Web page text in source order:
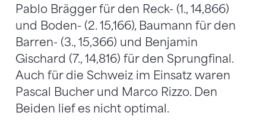
Pablo Brägger für den Reck- (1., 14,866)
und Boden- (2. 15,166), Baumann für den
Barren- (3., 15,366) und Benjamin
Gischard (7., 14,816) für den Sprungfinal.
Auch für die Schweiz im Einsatz waren
Pascal Bucher und Marco Rizzo. Den
Beiden lief es nicht optimal.